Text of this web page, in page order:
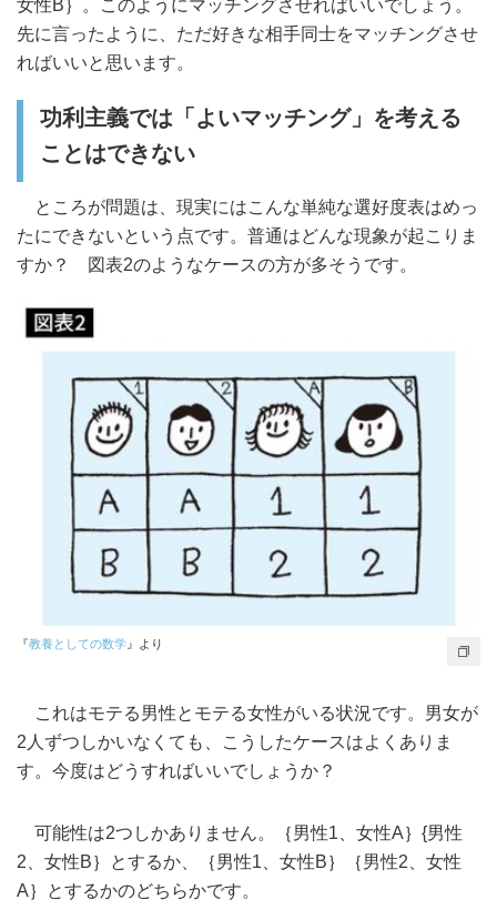
女性B｝。このようにマッチングさせればいいでしょう。
先に言ったように、ただ好きな相手同士をマッチングさせ
ればいいと思います。
功利主義では「よいマッチング」を考える
ことはできない
ところが問題は、現実にはこんな単純な選好度表はめっ
たにできないという点です。普通はどんな現象が起こりま
すか？ 図表2のようなケースの方が多そうです。
『教養としての数学 』より
これはモテる男性とモテる女性がいる状況です。男女が
2人ずつしかいなくても、こうしたケースはよくありま
す。今度はどうすればいいでしょうか？
可能性は2つしかありません。｛男性1、女性A｝{男性
2、女性B｝とするか、｛男性1、女性B｝｛男性2、女性
A｝とするかのどちらかです。